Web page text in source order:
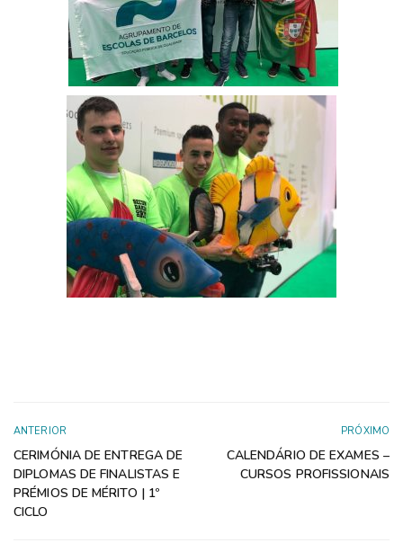
ANTERIOR
CERIMÓNIA DE ENTREGA DE
DIPLOMAS DE FINALISTAS E
PRÉMIOS DE MÉRITO | 1º
CICLO
PRÓXIMO
CALENDÁRIO DE EXAMES –
CURSOS PROFISSIONAIS